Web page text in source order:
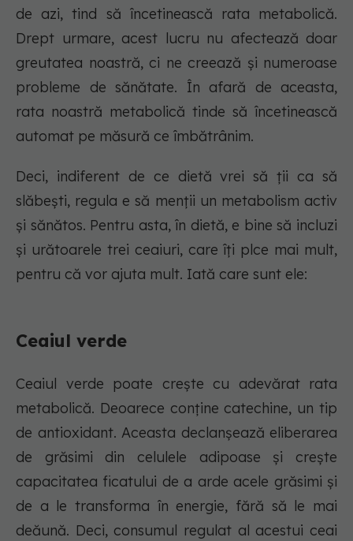
de azi, tind să încetinească rata metabolică.
Drept urmare, acest lucru nu afectează doar
greutatea noastră, ci ne creează și numeroase
probleme de sănătate. În afară de aceasta,
rata noastră metabolică tinde să încetinească
automat pe măsură ce îmbătrânim.
Deci, indiferent de ce dietă vrei să ții ca să
slăbești, regula e să menții un metabolism activ
și sănătos. Pentru asta, în dietă, e bine să incluzi
și urătoarele trei ceaiuri, care îți plce mai mult,
pentru că vor ajuta mult. Iată care sunt ele:
Ceaiul verde
Ceaiul verde poate crește cu adevărat rata
metabolică. Deoarece conține catechine, un tip
de antioxidant. Aceasta declanșează eliberarea
de grăsimi din celulele adipoase și crește
capacitatea ficatului de a arde acele grăsimi și
de a le transforma în energie, fără să le mai
deăună. Deci, consumul regulat al acestui ceai